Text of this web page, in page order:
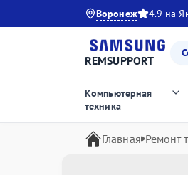
Воронеж 4.9 на
REMSUPPORT
Компьютерная
техника
Главная Ремонт